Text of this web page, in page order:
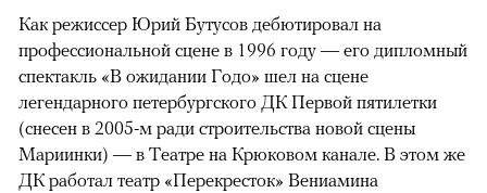
Как режиссер Юрий Бутусов дебютировал на
профессиональной сцене в 1996 году — его дипломный
спектакль «В ожидании Годо» шел на сцене
легендарного петербургского ДК Первой пятилетки
(снесен в 2005-м ради строительства новой сцены
Мариинки) — в Театре на Крюковом канале. В этом же
ДК работал театр «Перекресток» Вениамина